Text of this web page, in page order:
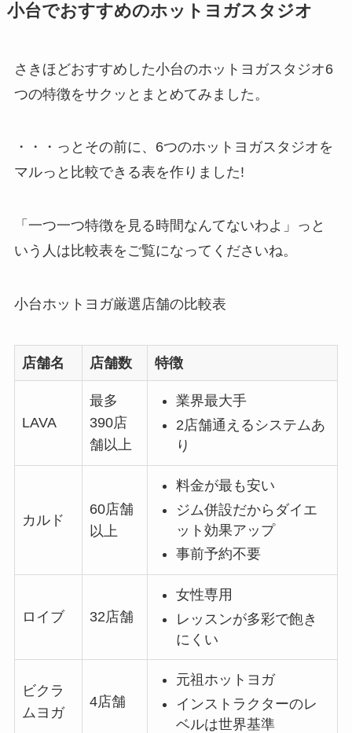
小台でおすすめのホットヨガスタジオ
さきほどおすすめした小台のホットヨガスタジオ6
つの特徴をサクッとまとめてみました。
・・・っとその前に、6つのホットヨガスタジオを
マルっと比較できる表を作りました!
「一つ一つ特徴を見る時間なんてないわよ」っと
いう人は比較表をご覧になってくださいね。
小台ホットヨガ厳選店舗の比較表
店舗名 店舗数 特徴
LAVA
最多
390店
舗以上
業界最大手
2店舗通えるシステムあ
り
カルド
60店舗
以上
料金が最も安い
ジム併設だからダイエ
ット効果アップ
事前予約不要
ロイブ 32店舗
女性専用
レッスンが多彩で飽き
にくい
ビクラ
ムヨガ
4店舗
元祖ホットヨガ
インストラクターのレ
ベルは世界基準